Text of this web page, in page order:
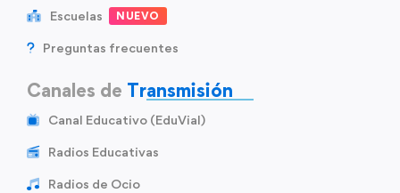
Escuelas NUEVO
Preguntas frecuentes
Canales de Transmisión
Canal Educativo (EduVial)
Radios Educativas
Radios de Ocio